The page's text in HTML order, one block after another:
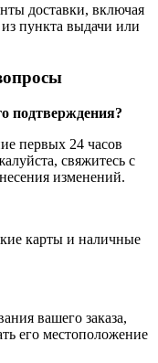
доставки, включая
пункта выдачи или
подтверждения?
первых 24 часов
свяжитесь с
изменений.
карты и наличные
вашего заказа,
его местоположение